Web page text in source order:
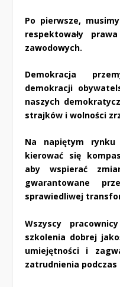
Po pierwsze,
respektowały
zawodowych.
Demokracja
demokracji
naszych
strajków i wolności
Na napiętym
kierować się
aby wspierać
gwarantowane
sprawiedliwej
Wszyscy
szkolenia dobrej
umiejętności i
zatrudnienia